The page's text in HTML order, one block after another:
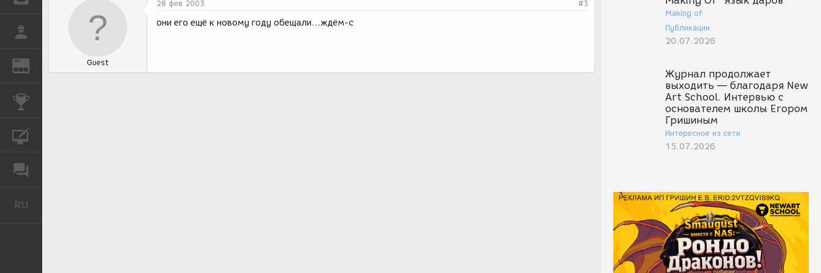
REN
RU
Making of
Публикации
20.07.2026
Журнал продолжает
выходить — благодаря New
Art School. Интервью с
основателем школы Егором
Гришиным
Интересное из сети
15.07.2026
Guest
28 фев 2003 #3
они его ещё к новому году обещали...ждём-с